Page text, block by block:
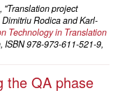
"Translation project
Rodica and Karl-
Technology in Translation
ISBN 978-973-611-521-9,
the QA phase